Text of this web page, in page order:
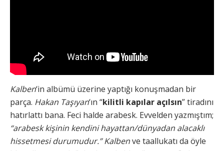
Kalben‘in albümü üzerine yaptığı konuşmadan bir
parça. Hakan Taşıyan‘ın “kilitli kapılar açılsın” tiradını
hatırlattı bana. Feci halde arabesk. Evvelden yazmıştım;
“arabesk kişinin kendini hayattan/dünyadan alacaklı
hissetmesi durumudur.” Kalbenve taallukatı da öyle